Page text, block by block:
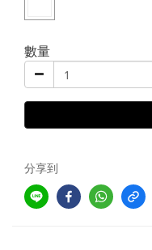
數量
分享到